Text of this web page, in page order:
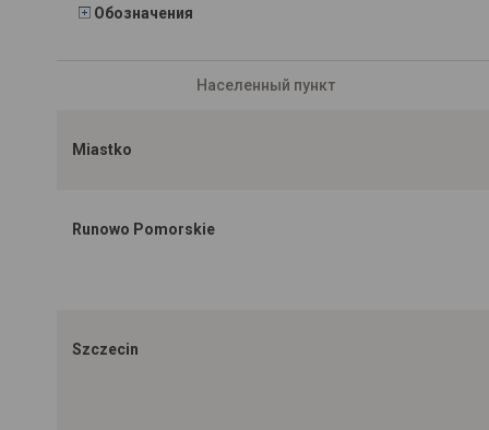
Обозначения
Населенный пункт
Miastko
Runowo Pomorskie
Szczecin